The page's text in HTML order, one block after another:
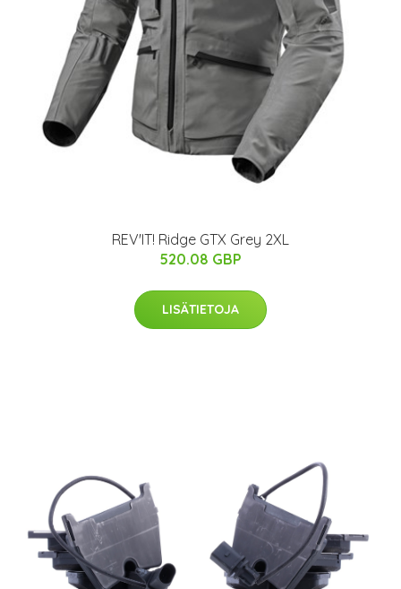
REV'IT! Ridge GTX Grey 2XL
520.08 GBP
LISÄTIETOJA